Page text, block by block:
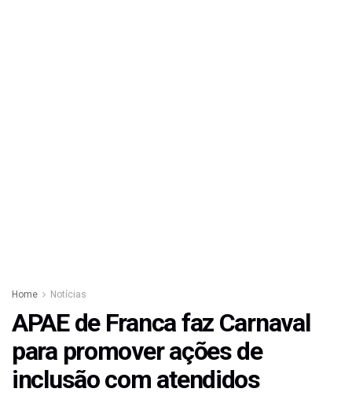
Home Notícias
APAE de Franca faz Carnaval
para promover ações de
inclusão com atendidos